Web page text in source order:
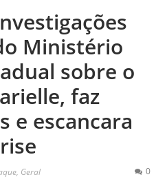
Ministério
sobre o
faz
e escancara
, Geral 0